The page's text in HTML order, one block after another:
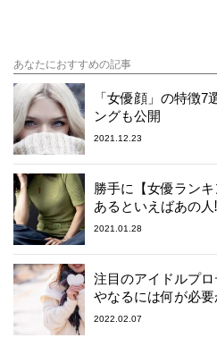
あなたにおすすめの記事
「女優顔」の特徴
ングも公開
2021.12.23
勝手に【女優ラン
あるといえばあの人
2021.01.28
注目のアイドルプ
やなるには何が必要
2022.02.07